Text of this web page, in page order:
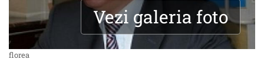
Vezi galeria foto
florea